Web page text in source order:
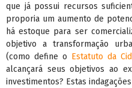
que já possui recursos
proporia um aumento de
há estoque para ser
objetivo a transformação
(como define o Estatuto da
alcançará seus objetivos ao
investimentos? Estas